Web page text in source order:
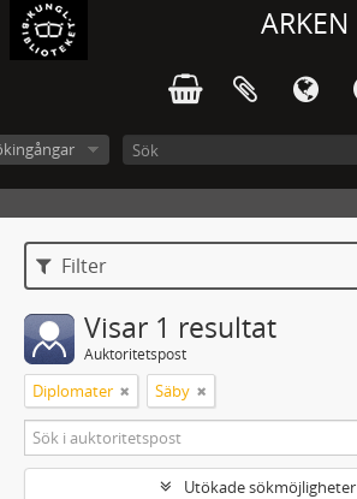
ARKEN
Filter
Visar 1 resultat
Auktoritetspost
Diplomater Säby
Utökade sökmöjligheter